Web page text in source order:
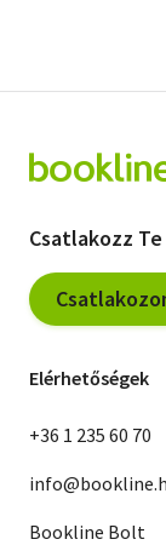
Csatlakozz
Elérhetőségek
+36 1 235 60 70
Bookline Bolt